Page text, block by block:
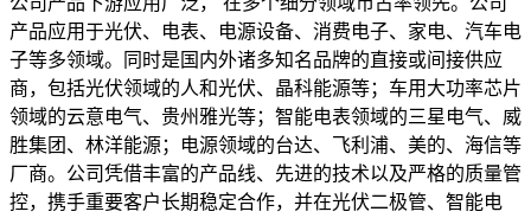
产品应用于光伏、电表、电源设备、消费电子、家电、汽车电
子等多领域。同时是国内外诸多知名品牌的直接或间接供应
商，包括光伏领域的人和光伏、晶科能源等；车用大功率芯片
领域的云意电气、贵州雅光等；智能电表领域的三星电气、威
胜集团、林洋能源；电源领域的台达、飞利浦、美的、海信等
厂商。公司凭借丰富的产品线、先进的技术以及严格的质量管
控，携手重要客户长期稳定合作，并在光伏二极管、智能电